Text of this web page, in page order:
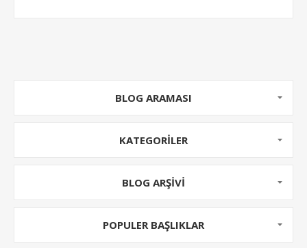
BLOG ARAMASI
KATEGORILER
BLOG ARŞIVI
POPULER BAŞLIKLAR